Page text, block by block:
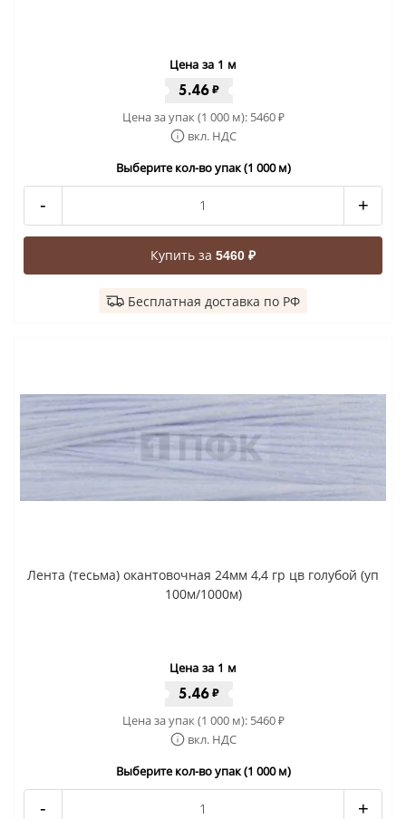
Цена за 1 м
5.46 ₽
Цена за упак (1 000 м): 5460₽
вкл. НДС
Выберите кол-во упак (1 000 м)
- +
Купить за 5460 ₽
Бесплатная доставка по РФ
Лента (тесьма) окантовочная 24мм 4,4 гр цв голубой (уп
100м/1000м)
Цена за 1 м
5.46 ₽
Цена за упак (1 000 м): 5460₽
вкл. НДС
Выберите кол-во упак (1 000 м)
- +